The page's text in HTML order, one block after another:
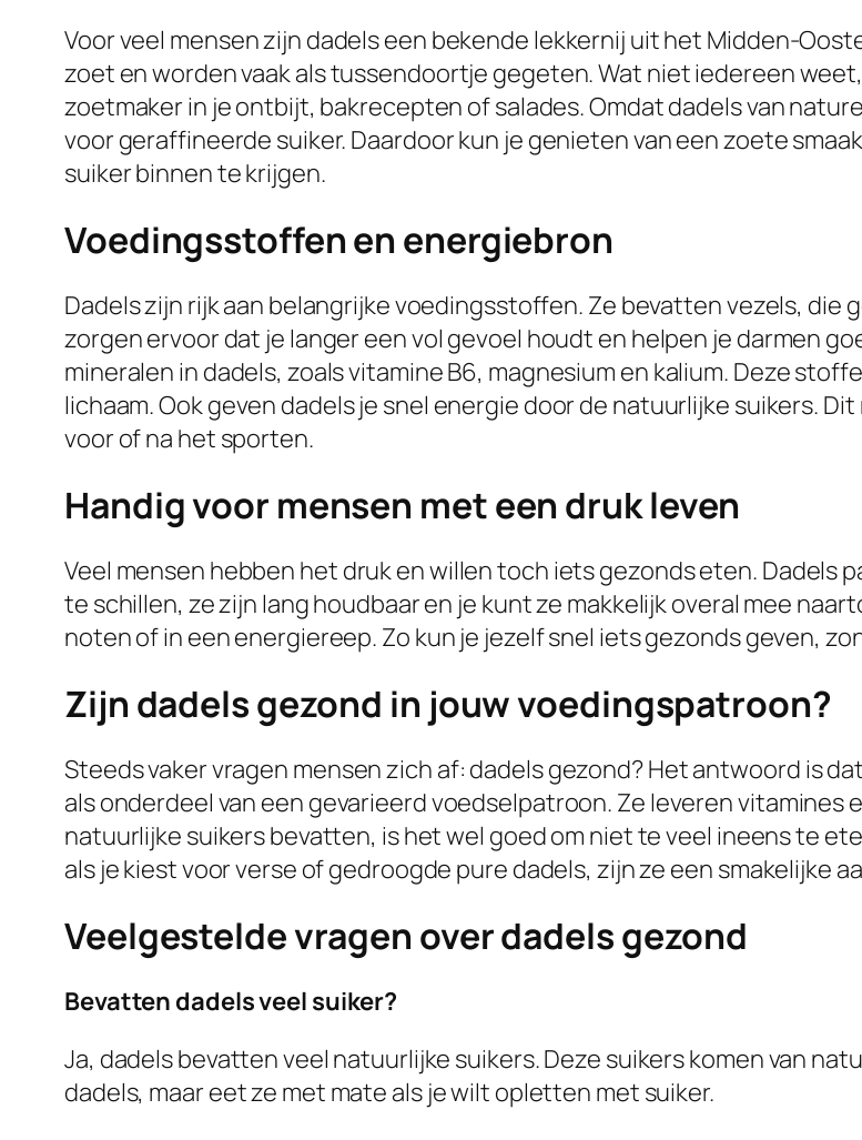
Voor veel mensen zijn dadels een bekende lekkernij uit het Midden-
zoet en worden vaak als tussendoortje gegeten. Wat niet iedereen
zoetmaker in je ontbijt, bakrecepten of salades. Omdat dadels van
voor geraffineerde suiker. Daardoor kun je genieten van een zoete
suiker binnen te krijgen.
Voedingsstoffen en energiebron
Dadels zijn rijk aan belangrijke voedingsstoffen. Ze bevatten vezels, die
zorgen ervoor dat je langer een vol gevoel houdt en helpen je darmen
mineralen in dadels, zoals vitamine B6, magnesium en kalium. Deze
lichaam. Ook geven dadels je snel energie door de natuurlijke suikers.
voor of na het sporten.
Handig voor mensen met een druk leven
Veel mensen hebben het druk en willen toch iets gezonds eten. Dadels
te schillen, ze zijn lang houdbaar en je kunt ze makkelijk overal mee
noten of in een energiereep. Zo kun je jezelf snel iets gezonds geven,
Zijn dadels gezond in jouw voedingspatroon?
Steeds vaker vragen mensen zich af: dadels gezond? Het antwoord is
als onderdeel van een gevarieerd voedselpatroon. Ze leveren vitamines
natuurlijke suikers bevatten, is het wel goed om niet te veel ineens te
als je kiest voor verse of gedroogde pure dadels, zijn ze een smakelijke
Veelgestelde vragen over dadels gezond
Bevatten dadels veel suiker?
Ja, dadels bevatten veel natuurlijke suikers. Deze suikers komen van
dadels, maar eet ze met mate als je wilt opletten met suiker.